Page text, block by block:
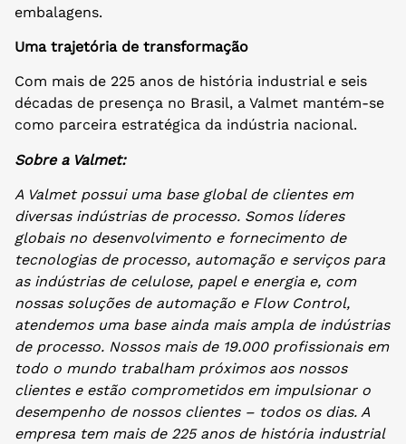
embalagens.
Uma trajetória de transformação
Com mais de 225 anos de história industrial e seis
décadas de presença no Brasil, a Valmet mantém-se
como parceira estratégica da indústria nacional.
Sobre a Valmet:
A Valmet possui uma base global de clientes em
diversas indústrias de processo. Somos líderes
globais no desenvolvimento e fornecimento de
tecnologias de processo, automação e serviços para
as indústrias de celulose, papel e energia e, com
nossas soluções de automação e Flow Control,
atendemos uma base ainda mais ampla de indústrias
de processo. Nossos mais de 19.000 profissionais em
todo o mundo trabalham próximos aos nossos
clientes e estão comprometidos em impulsionar o
desempenho de nossos clientes – todos os dias. A
empresa tem mais de 225 anos de história industrial